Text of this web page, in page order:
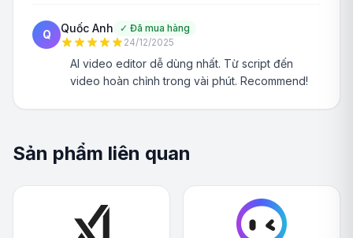
Q Quốc Anh ✓ Đã mua hàng
24/12/2025
AI video editor dễ dùng nhất. Từ script đến
video hoàn chỉnh trong vài phút. Recommend!
Sản phẩm liên quan